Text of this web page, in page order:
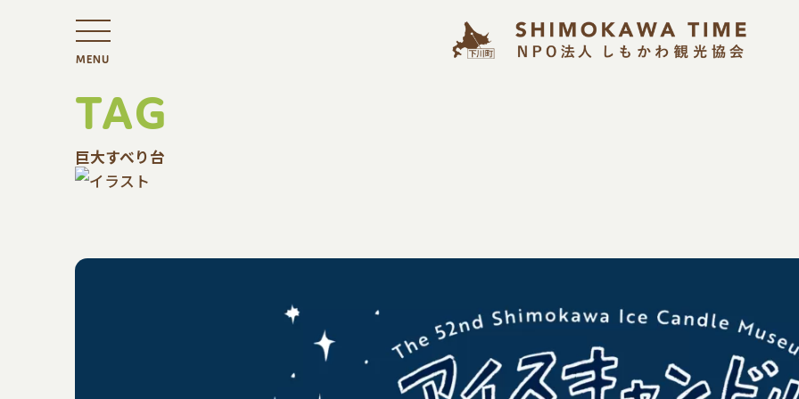
MENU
TAG
巨大すべり台